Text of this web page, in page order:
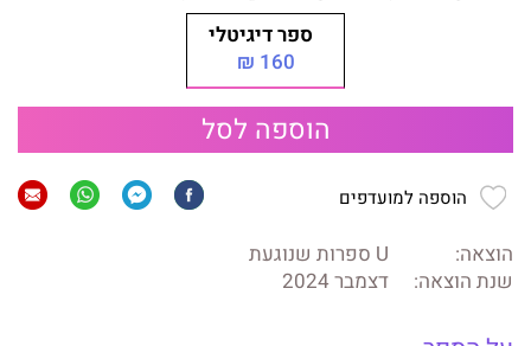
ספר דיגיטלי
160 ₪
הוספה לסל
הוספה למועדפים
הוצאה:
U ספרות שנוגעת
שנת הוצאה:
דצמבר 2024